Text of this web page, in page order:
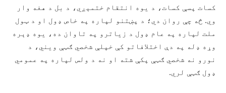
کسات پسې کسات، د یوه انتقام ختمېږي، د بل د هغه وار
وي. څه چې روان دي؛ د پښتنو لپاره په خاص ډول او د ټول
ملت لپاره په عام ډول د زیاترو په تاوان ده، یوه ډېره
وړه ډله په دې اختلافاتو کې خپلې شخصي ګټې ويني، د
نورو نه شخصي ګټې پکې شته او نه د ولس لپاره په عمومي
ډول ګټې لري.